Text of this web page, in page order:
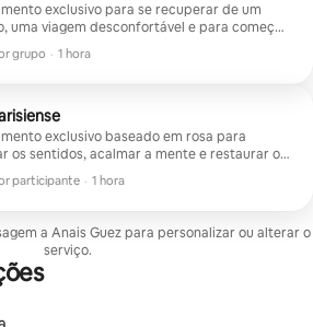
exclusivo para se recuperar de um
uma viagem desconfortável e para começar
parisiense com as melhores vibrações
facial e craniana, máscara relaxante 1 hora
grupo
grupo · 1 hora
exclusivo baseado em rosa para
os sentidos, acalmar a mente e restaurar o
participante
participante · 1 hora
a Anais Guez para personalizar ou alterar o
serviço.